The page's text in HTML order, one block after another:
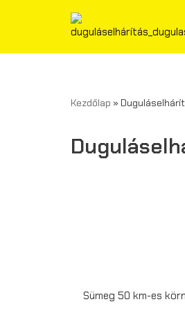
to
Kezdőlap »
Sümeg 50 km-es